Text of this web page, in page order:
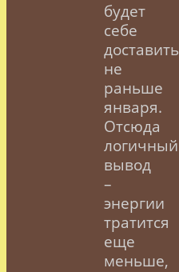
будет
себе
доставить
не
раньше
января.
Отсюда
логичный
вывод
–
энергии
тратится
еще
меньше,